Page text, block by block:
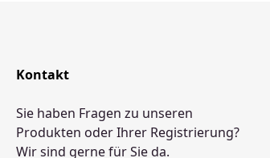
Kontakt
Sie haben Fragen zu unseren
Produkten oder Ihrer Registrierung?
Wir sind gerne für Sie da.